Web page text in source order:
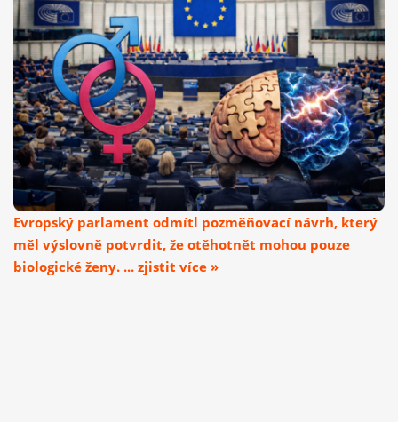
Evropský parlament odmítl pozměňovací návrh, který
měl výslovně potvrdit, že otěhotnět mohou pouze
biologické ženy. ... zjistit více »